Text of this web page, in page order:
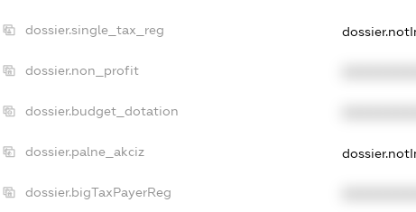
dossier.single_tax_reg
dossier.non_profit
dossier.budget_dotation
dossier.palne_akciz
dossier.bigTaxPayerReg